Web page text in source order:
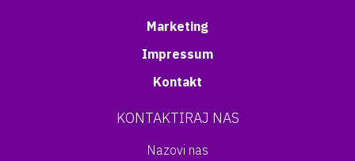
Marketing
Impressum
Kontakt
KONTAKTIRAJ NAS
Nazovi nas